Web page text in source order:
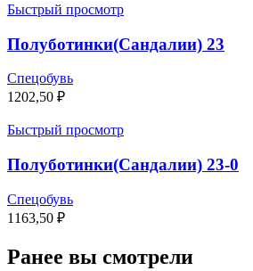
Быстрый просмотр
Полуботинки(Сандалии) 23
Спецобувь
1202,50 ₽
Быстрый просмотр
Полуботинки(Сандалии) 23-0
Спецобувь
1163,50 ₽
Ранее вы смотрели